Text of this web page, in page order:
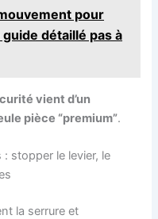
pour
détaillé pas à
vient d’un
pièce “premium”.
: stopper le levier, le
la serrure et